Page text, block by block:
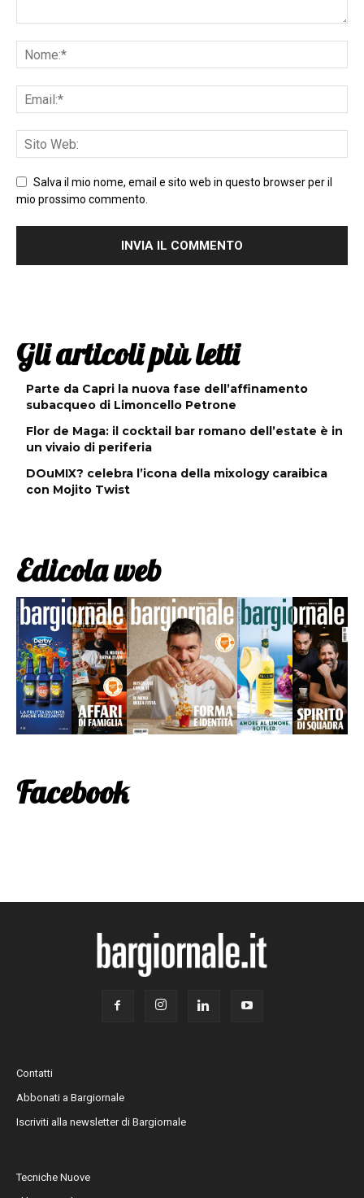
Salva il mio nome, email e sito web in questo browser per il
mio prossimo commento.
Gli articoli più letti
Parte da Capri la nuova fase dell’affinamento
subacqueo di Limoncello Petrone
Flor de Maga: il cocktail bar romano dell’estate è in
un vivaio di periferia
DOuMIX? celebra l’icona della mixology caraibica
con Mojito Twist
Edicola web
Facebook
Contatti
Abbonati a Bargiornale
Iscriviti alla newsletter di Bargiornale
Tecniche Nuove